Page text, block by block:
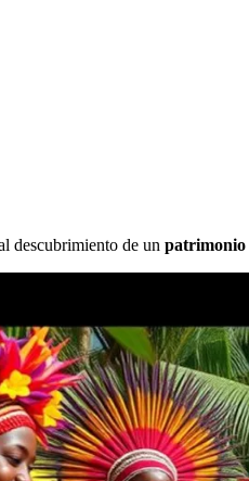
descubrimiento de un patrimonio